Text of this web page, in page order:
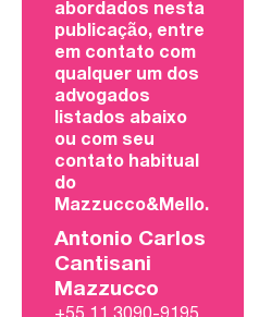
abordados nesta
publicação, entre
em contato com
qualquer um dos
advogados
listados abaixo
ou com seu
contato habitual
do
Mazzucco&Mello.
Antonio Carlos
Cantisani
Mazzucco